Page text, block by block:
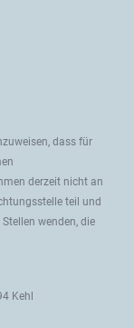
dass für
derzeit nicht an
teil und
wenden, die
Kehl